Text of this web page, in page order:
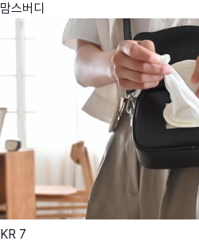
맘스버디
KR 7